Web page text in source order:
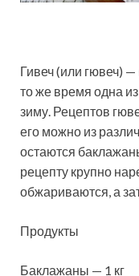
Гивеч (или гювеч)
то же время одна
зиму. Рецептов
его можно из
остаются
рецепту крупно
обжариваются, а
Продукты
Баклажаны — 1 кг